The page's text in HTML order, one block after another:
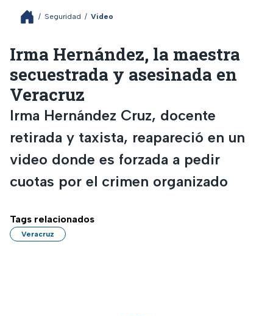
/ Seguridad / Video
Irma Hernández, la maestra
secuestrada y asesinada en
Veracruz
Irma Hernández Cruz, docente
retirada y taxista, reapareció en un
video donde es forzada a pedir
cuotas por el crimen organizado
Tags relacionados
Veracruz